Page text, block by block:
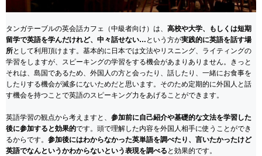
タンガテーブルの英会話カフェ（中級者向け）は、 高校や大学、もしくは短期
留学で英語を学んだけれど、中々話せない… という方が実践的に英語を話す場
所として利用頂けます。基本的に日本では文法やリスニング、ライティングの
学習をしますが、スピーキングの学習をする機会があまりありません。きっと
それは、島国であるため、外国人の方と会ったり、話したり、一緒にお食事を
したりする機会が滅多にないためだと思います。そのため定期的に外国人と話
す機会を持つことで英語のスピーキング力をあげることができます。
英語学習の観点から考えますと、 参加前に自己紹介や基礎的な文法を学習した
後に参加すると効果的です。頭で理解した内容を外国人相手に使うことができ
るからです。 参加後にはわからなかった英単語を調べたり、言いたかったけど
英語でなんというかわからないという表現を調べる と効果的です。